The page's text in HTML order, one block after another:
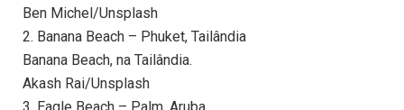
Ben Michel/Unsplash
2. Banana Beach – Phuket, Tailândia
Banana Beach, na Tailândia.
Akash Rai/Unsplash